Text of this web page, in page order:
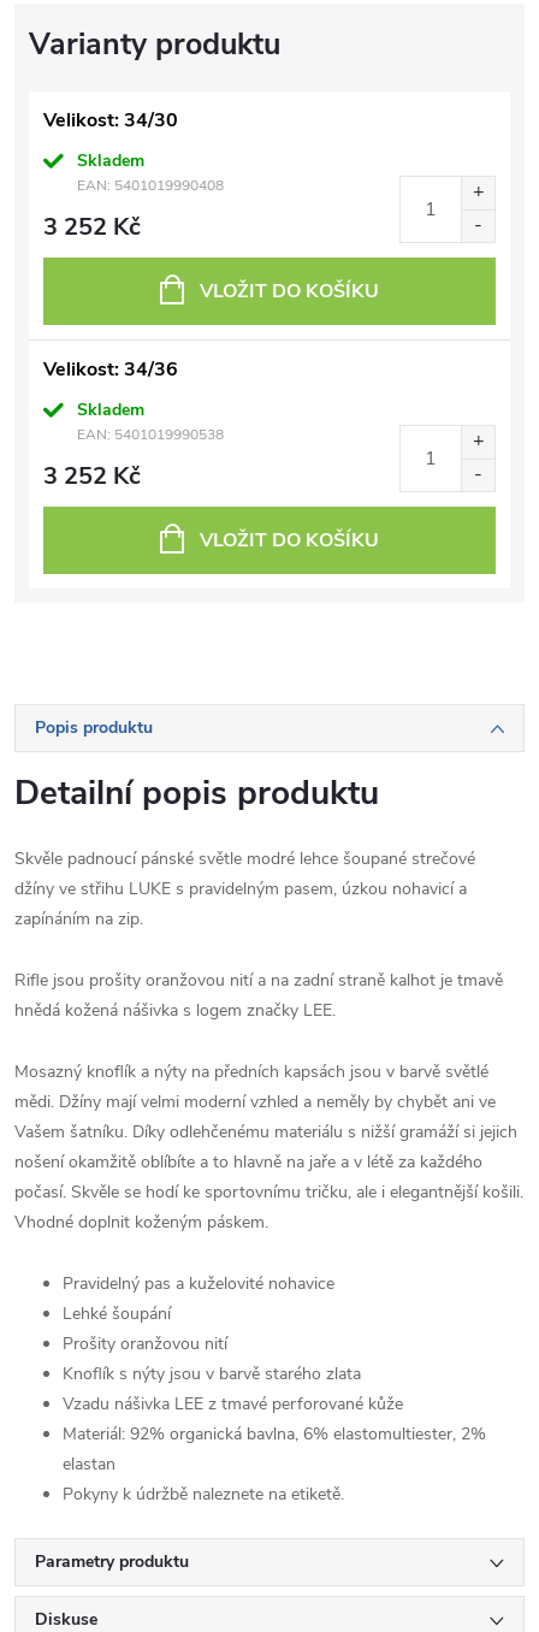
Velikost: 34/30
Skladem
EAN: 5401019990408
3 252 Kč
VLOŽIT DO KOŠÍKU
Velikost: 34/36
Skladem
EAN: 5401019990538
3 252 Kč
VLOŽIT DO KOŠÍKU
Popis produktu
Detailní popis produktu
Skvěle padnoucí pánské světle modré lehce šoupané strečové
džíny ve střihu LUKE s pravidelným pasem, úzkou nohavicí a
zapínáním na zip.
Rifle jsou prošity oranžovou nití a na zadní straně kalhot je tmavě
hnědá kožená nášivka s logem značky LEE.
Mosazný knoflík a nýty na předních kapsách jsou v barvě světlé
mědi. Džíny mají velmi moderní vzhled a neměly by chybět ani ve
Vašem šatníku. Díky odlehčenému materiálu s nižší gramáží si jejich
nošení okamžitě oblíbíte a to hlavně na jaře a v létě za každého
počasí. Skvěle se hodí ke sportovnímu tričku, ale i elegantnější košili.
Vhodné doplnit koženým páskem.
Pravidelný pas a kuželovité nohavice
Lehké šoupání
Prošity oranžovou nití
Knoflík s nýty jsou v barvě starého zlata
Vzadu nášivka LEE z tmavé perforované kůže
Materiál: 92% organická bavlna, 6% elastomultiester, 2%
elastan
Pokyny k údržbě naleznete na etiketě.
Parametry produktu
Diskuse